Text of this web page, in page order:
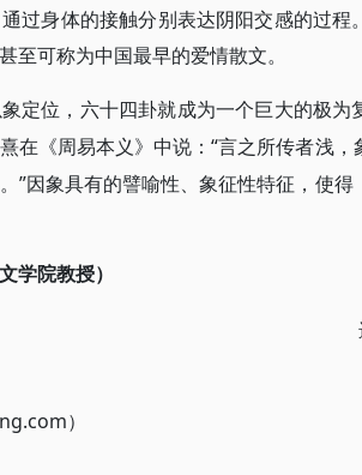
过身体的接触分别表达阴阳交感的过程
至可称为中国最早的爱情散文。
定位，六十四卦就成为一个巨大的极为
在《周易本义》中说：“言之所传者浅
”因象具有的譬喻性、象征性特征，使
学院教授）
）